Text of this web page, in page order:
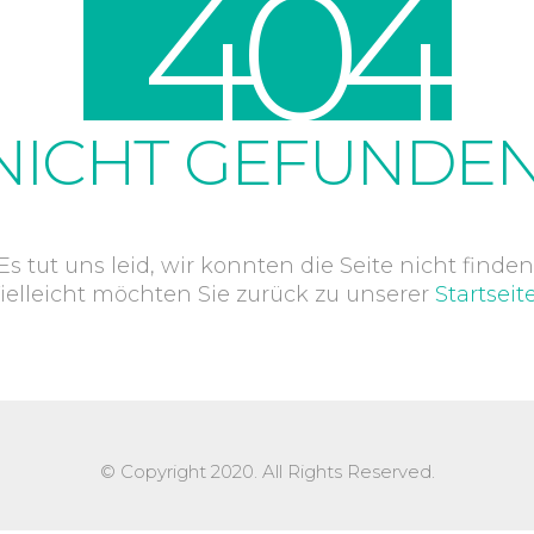
404
tut uns leid, wir konnten die Seite nicht
möchten Sie zurück zu unserer
© Copyright 2020. All Rights Reserved.